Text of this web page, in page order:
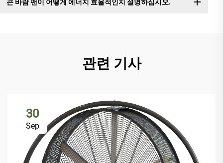
큰 바람 팬이 어떻게 에너지 효율적인지 설명하십시오.
관련 기사
30
Sep